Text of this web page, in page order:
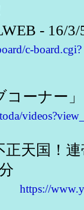
- 16/3/
c-board.cgi?
ーナー」
天国！
https://